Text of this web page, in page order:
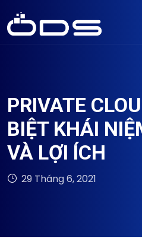
PRIVATE
BIỆT KHÁI
VÀ LỢI ÍCH
29 Tháng 6, 2021